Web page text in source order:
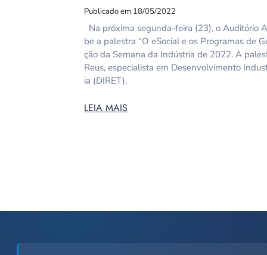
Publicado em 18/05/2022
Na próxima segunda-feira (23), o Auditório
be a palestra “O eSocial e os Programas de
ção da Semana da Indústria de 2022. A
Reus, especialista em Desenvolvimento
ia (DIRET),
LEIA MAIS